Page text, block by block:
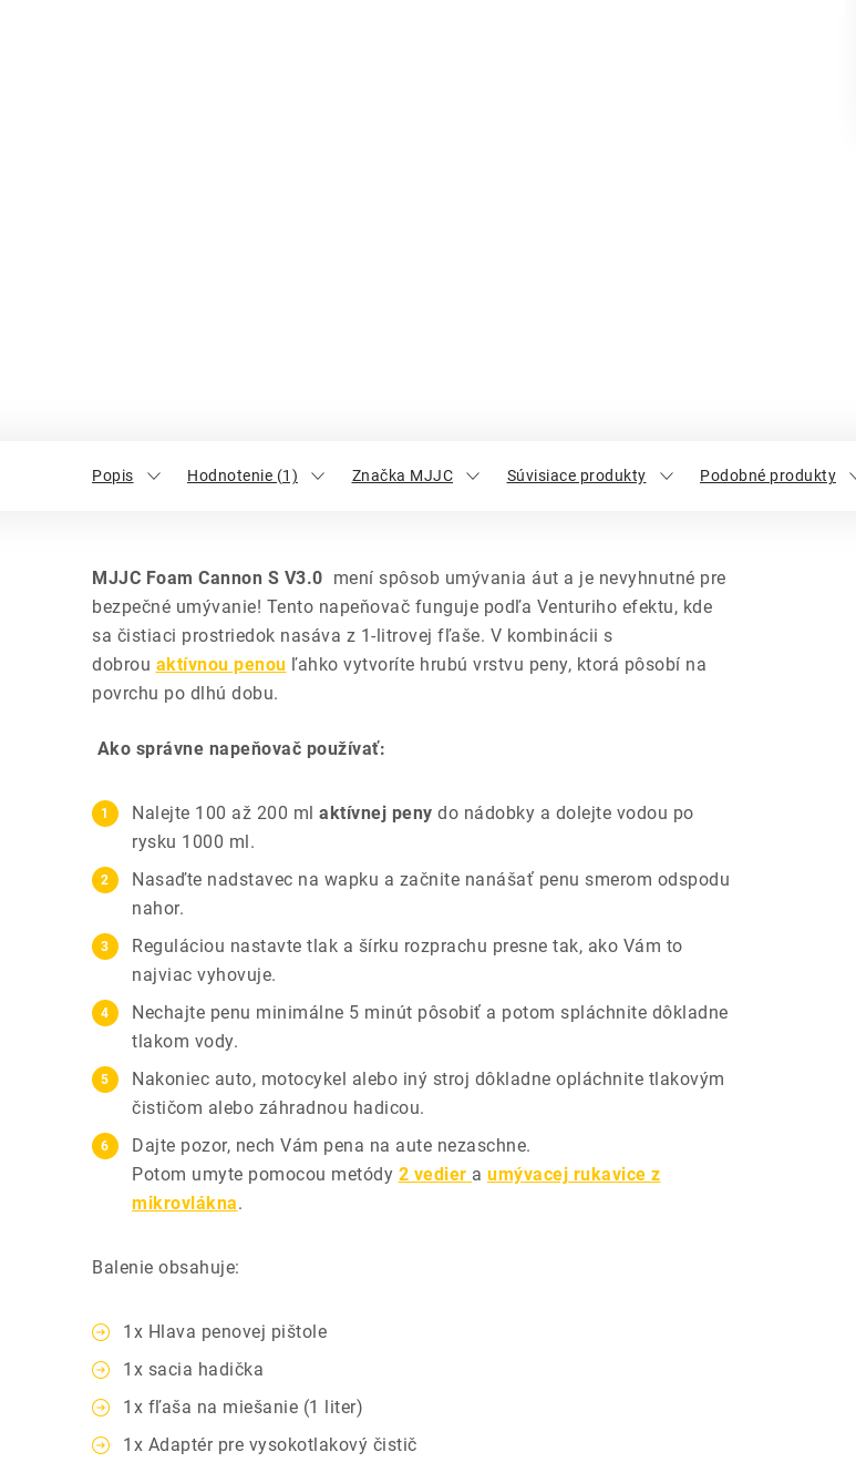
Popis Hodnotenie (1) Značka MJJC Súvisiace produkty Podobné produkty
MJJC Foam Cannon S V3.0 mení spôsob umývania áut a je nevyhnutné pre
bezpečné umývanie! Tento napeňovač funguje podľa Venturiho efektu, kde
sa čistiaci prostriedok nasáva z 1-litrovej fľaše. V kombinácii s
dobrou aktívnou penou ľahko vytvoríte hrubú vrstvu peny, ktorá pôsobí na
povrchu po dlhú dobu.
Ako správne napeňovač používať:
Nalejte 100 až 200 ml aktívnej peny do nádobky a dolejte vodou po
rysku 1000 ml.
Nasaďte nadstavec na wapku a začnite nanášať penu smerom odspodu
nahor.
Reguláciou nastavte tlak a šírku rozprachu presne tak, ako Vám to
najviac vyhovuje.
Nechajte penu minimálne 5 minút pôsobiť a potom spláchnite dôkladne
tlakom vody.
Nakoniec auto, motocykel alebo iný stroj dôkladne opláchnite tlakovým
čističom alebo záhradnou hadicou.
Dajte pozor, nech Vám pena na aute nezaschne.
Potom umyte pomocou metódy 2 vedier a umývacej rukavice z
mikrovlákna.
Balenie obsahuje:
1x Hlava penovej pištole
1x sacia hadička
1x fľaša na miešanie (1 liter)
1x Adaptér pre vysokotlakový čistič